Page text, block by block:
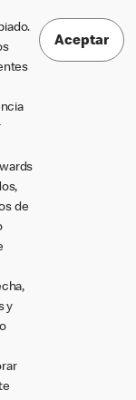
de
y
Aceptar